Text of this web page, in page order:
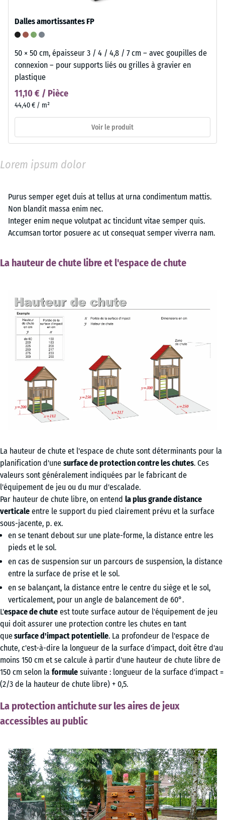
Dalles amortissantes FP
50 × 50 cm, épaisseur 3 / 4 / 4,8 / 7 cm – avec goupilles de
connexion – pour supports liés ou grilles à gravier en
plastique
11,10 € / Pièce
44,40 € / m²
Voir le produit
Lorem ipsum dolor
Purus semper eget duis at tellus at urna condimentum mattis.
Non blandit massa enim nec.
Integer enim neque volutpat ac tincidunt vitae semper quis.
Accumsan tortor posuere ac ut consequat semper viverra nam.
La hauteur de chute libre et l'espace de chute
La hauteur de chute et l'espace de chute sont déterminants pour la
planification d'une surface de protection contre les chutes. Ces
valeurs sont généralement indiquées par le fabricant de
l'équipement de jeu ou du mur d'escalade.
Par hauteur de chute libre, on entend la plus grande distance
verticale entre le support du pied clairement prévu et la surface
sous-jacente, p. ex.
en se tenant debout sur une plate-forme, la distance entre les
pieds et le sol.
en cas de suspension sur un parcours de suspension, la distance
entre la surface de prise et le sol.
en se balançant, la distance entre le centre du siège et le sol,
verticalement, pour un angle de balancement de 60°.
L'espace de chute est toute surface autour de l'équipement de jeu
qui doit assurer une protection contre les chutes en tant
quesurface d'impact potentielle. La profondeur de l'espace de
chute, c'est-à-dire la longueur de la surface d'impact, doit être d'au
moins 150 cm et se calcule à partir d'une hauteur de chute libre de
150 cm selon la formule suivante : longueur de la surface d'impact =
(2/3 de la hauteur de chute libre) + 0,5.
La protection antichute sur les aires de jeux
accessibles au public